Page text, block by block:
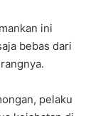
ini
bebas dari
pelaku